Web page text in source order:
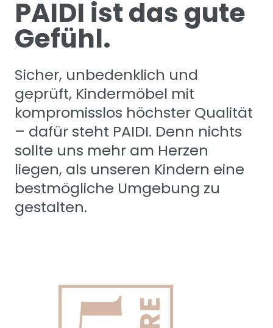
PAIDI ist das gute
Gefühl.
Sicher, unbedenklich und
geprüft, Kindermöbel mit
kompromisslos höchster Qualität
– dafür steht PAIDI. Denn nichts
sollte uns mehr am Herzen
liegen, als unseren Kindern eine
bestmögliche Umgebung zu
gestalten.